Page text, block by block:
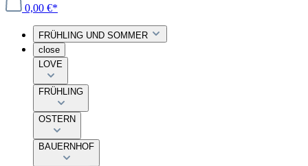
0,00 €*
FRÜHLING UND SOMMER
close
LOVE
FRÜHLING
OSTERN
BAUERNHOF